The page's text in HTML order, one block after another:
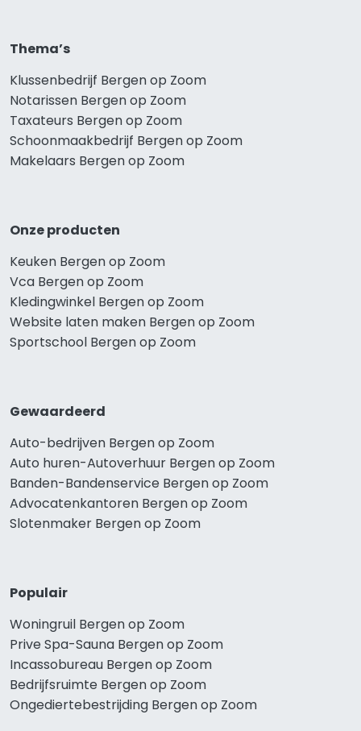
Thema’s
Klussenbedrijf Bergen op Zoom
Notarissen Bergen op Zoom
Taxateurs Bergen op Zoom
Schoonmaakbedrijf Bergen op Zoom
Makelaars Bergen op Zoom
Onze producten
Keuken Bergen op Zoom
Vca Bergen op Zoom
Kledingwinkel Bergen op Zoom
Website laten maken Bergen op Zoom
Sportschool Bergen op Zoom
Gewaardeerd
Auto-bedrijven Bergen op Zoom
Auto huren-Autoverhuur Bergen op Zoom
Banden-Bandenservice Bergen op Zoom
Advocatenkantoren Bergen op Zoom
Slotenmaker Bergen op Zoom
Populair
Woningruil Bergen op Zoom
Prive Spa-Sauna Bergen op Zoom
Incassobureau Bergen op Zoom
Bedrijfsruimte Bergen op Zoom
Ongediertebestrijding Bergen op Zoom